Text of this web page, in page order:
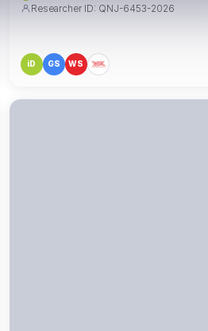
Researcher ID: QNJ-6453-2026
iD GS WS